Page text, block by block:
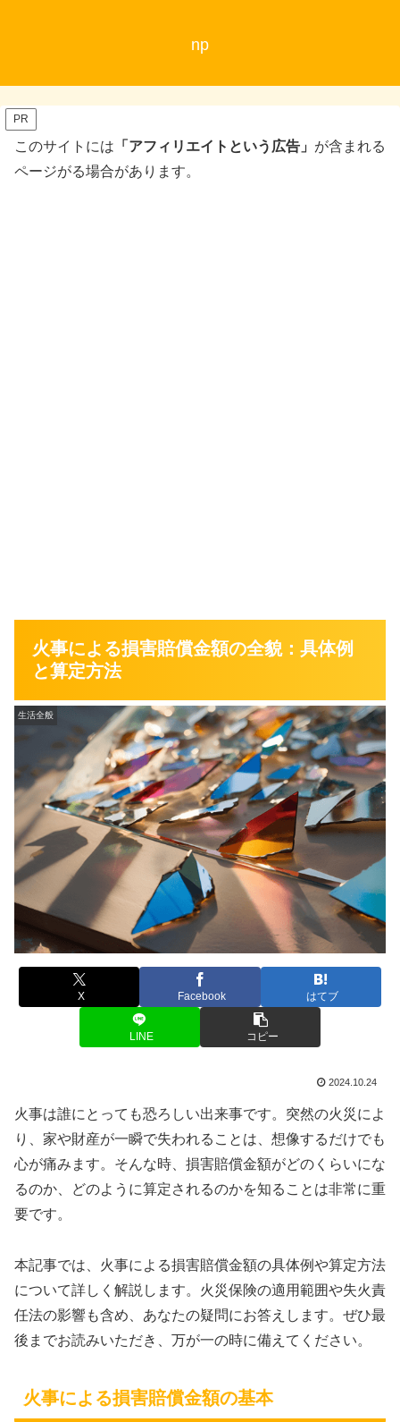
np
PR
このサイトには 「アフィリエイトという広告」 が含まれる
ページがる場合があります。
火事による損害賠償金額の全貌：具体例
と算定方法
生活全般
X Facebook はてブ
LINE コピー
2024.10.24
火事は誰にとっても恐ろしい出来事です。突然の火災によ
り、家や財産が一瞬で失われることは、想像するだけでも
心が痛みます。そんな時、損害賠償金額がどのくらいにな
るのか、どのように算定されるのかを知ることは非常に重
要です。
本記事では、火事による損害賠償金額の具体例や算定方法
について詳しく解説します。火災保険の適用範囲や失火責
任法の影響も含め、あなたの疑問にお答えします。ぜひ最
後までお読みいただき、万が一の時に備えてください。
火事による損害賠償金額の基本